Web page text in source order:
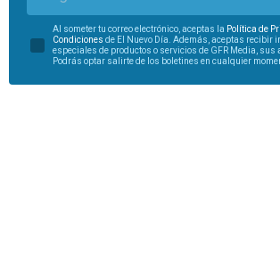
Al someter tu correo electrónico, aceptas la Política de
Condiciones de El Nuevo Día. Además, aceptas recibir
especiales de productos o servicios de GFR Media, sus
Podrás optar salirte de los boletines en cualquier